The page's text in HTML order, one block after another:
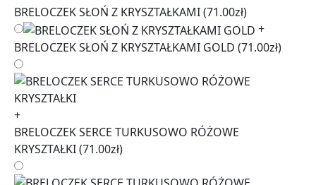
BRELOCZEK SŁOŃ Z KRYSZTAŁKAMI(71.00zł)
+
BRELOCZEK SŁOŃ Z KRYSZTAŁKAMI GOLD (71.00zł)
+
BRELOCZEK SERCE TURKUSOWO RÓŻOWE
KRYSZTAŁKI(71.00zł)